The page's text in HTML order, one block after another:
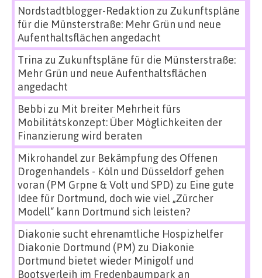
Nordstadtblogger-Redaktion zu Zukunftspläne
für die Münsterstraße: Mehr Grün und neue
Aufenthaltsflächen angedacht
Trina zu Zukunftspläne für die Münsterstraße:
Mehr Grün und neue Aufenthaltsflächen
angedacht
Bebbi zu Mit breiter Mehrheit fürs
Mobilitätskonzept: Über Möglichkeiten der
Finanzierung wird beraten
Mikrohandel zur Bekämpfung des Offenen
Drogenhandels - Köln und Düsseldorf gehen
voran (PM Grpne & Volt und SPD) zu Eine gute
Idee für Dortmund, doch wie viel „Zürcher
Modell“ kann Dortmund sich leisten?
Diakonie sucht ehrenamtliche Hospizhelfer
Diakonie Dortmund (PM) zu Diakonie
Dortmund bietet wieder Minigolf und
Bootsverleih im Fredenbaumpark an